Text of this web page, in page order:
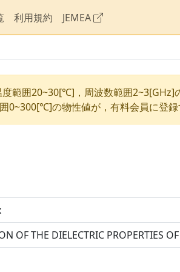
利用規約 JEMEA
範囲20~30[℃]，周波数範囲2~3[GHz]
0~300[℃]の物性値が，有料会員に登
OF THE DIELECTRIC PROPERTIES